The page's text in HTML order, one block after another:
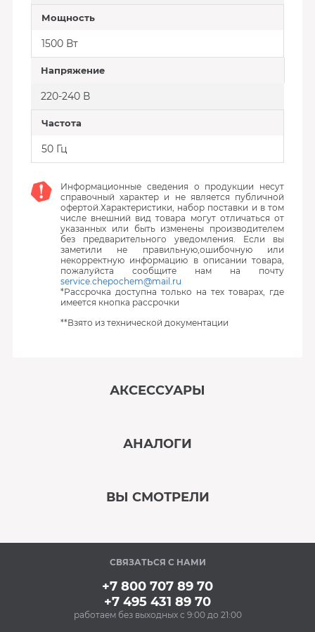
Мощность
1500 Вт
Напряжение
220-240 В
Частота
50 Гц
Информационные сведения о продукции несут
справочный характер и не является публичной
офертой.Характеристики, набор поставки и в том
числе внешний вид товара могут отличаться от
указанных или быть изменены производителем
без предварительного уведомления. Если вы
заметили не правильную,ошибочную или
некорректную информацию в описании товара,
пожалуйста сообщите нам на почту
service.chepochem@mail.ru
*Рассрочка доступна только на тех товарах, где
имеется кнопка рассрочки
**Взято из технической документации
АКСЕССУАРЫ
АНАЛОГИ
ВЫ СМОТРЕЛИ
Под заказ
СВЯЗАТЬСЯ С НАМИ
+7 800 707 89 70
+7 495 431 89 70
работаем без выходных с 9:00 до 21:00